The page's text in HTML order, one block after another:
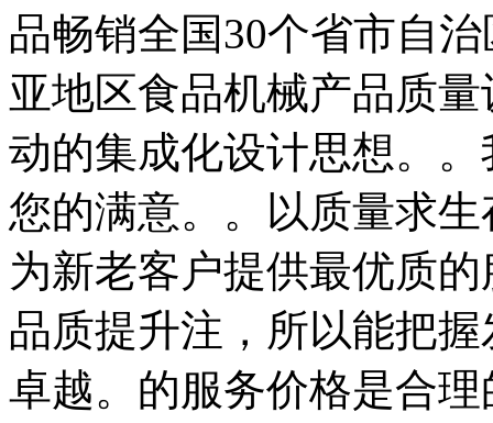
品畅销全国30个省市自
亚地区食品机械产品质
动的集成化设计思想。
您的满意。。以质量求
为新老客户提供最优质
品质提升注，所以能把
卓越。的服务价格是合